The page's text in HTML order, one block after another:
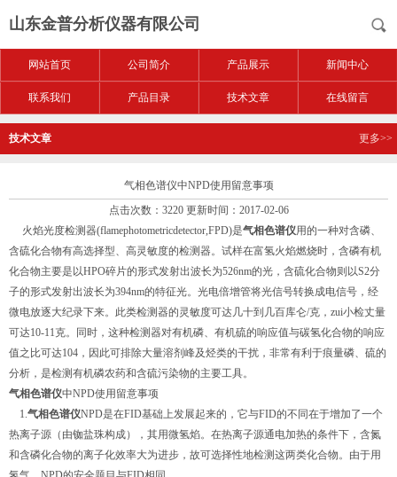
山东金普分析仪器有限公司
网站首页 公司简介 产品展示 新闻中心
联系我们 产品目录 技术文章 在线留言
技术文章 更多>>
气相色谱仪中NPD使用留意事项
点击次数：3220 更新时间：2017-02-06
火焰光度检测器(flamephotometricdetector,FPD)是气相色谱仪用的一种对含磷、
含硫化合物有高选择型、高灵敏度的检测器。试样在富氢火焰燃烧时，含磷有机
化合物主要是以HPO碎片的形式发射出波长为526nm的光，含硫化合物则以S2分
子的形式发射出波长为394nm的特征光。光电倍增管将光信号转换成电信号，经
微电放逐大纪录下来。此类检测器的灵敏度可达几十到几百库仑/克，zui小检丈量
可达10-11克。同时，这种检测器对有机磷、有机硫的响应值与碳氢化合物的响应
值之比可达104，因此可排除大量溶剂峰及烃类的干扰，非常有利于痕量磷、硫的
分析，是检测有机磷农药和含硫污染物的主要工具。
气相色谱仪中NPD使用留意事项
1.气相色谱仪NPD是在FID基础上发展起来的，它与FID的不同在于增加了一个
热离子源（由铷盐珠构成），其用微氢焰。在热离子源通电加热的条件下，含氮
和含磷化合物的离子化效率大为进步，故可选择性地检测这两类化合物。由于用